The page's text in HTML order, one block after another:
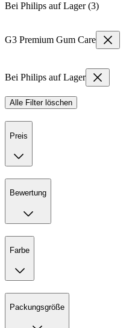
Bei Philips auf Lager (3)
G3 Premium Gum Care
Bei Philips auf Lager
Alle Filter löschen
Preis
Bewertung
Farbe
Packungsgröße